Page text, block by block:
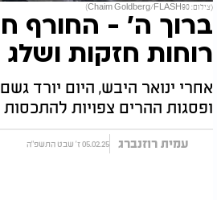
(צילום: Chaim Goldberg/FLASH90)
ברוך ה' - החורף
רוחות חזקות
אחרי ינואר היבש, היום יורד
ופסגות ההרים צפויות
עמית רוזנברג 05.02.25 ז' שבט התשפ"ה